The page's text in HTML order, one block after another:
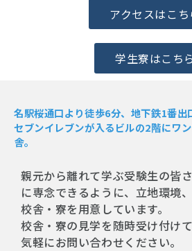
アクセスはこち
学生寮はこち
名駅桜通口より徒歩6分、地下鉄1番出
セブンイレブンが入るビルの2階にワ
舎。
親元から離れて学ぶ受験生の皆
に専念できるように、立地環境
校舎・寮を用意しています。
校舎・寮の見学を随時受け付け
気軽にお問い合わせください。